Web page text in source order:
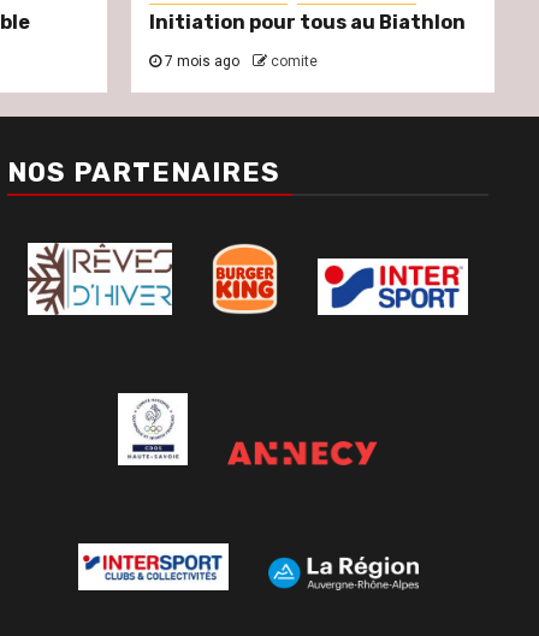
Initiation pour tous au Biathlon
7 mois ago comite
NOS PARTENAIRES